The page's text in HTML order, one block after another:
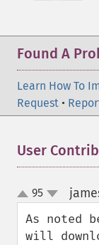
Found A
Learn How To
Request •
User
up
down
95
As noted
will